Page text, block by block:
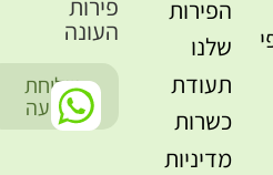
הפירות
שלנו
תעודת
כשרות
מדיניות
העונה
שליחת
הודעה